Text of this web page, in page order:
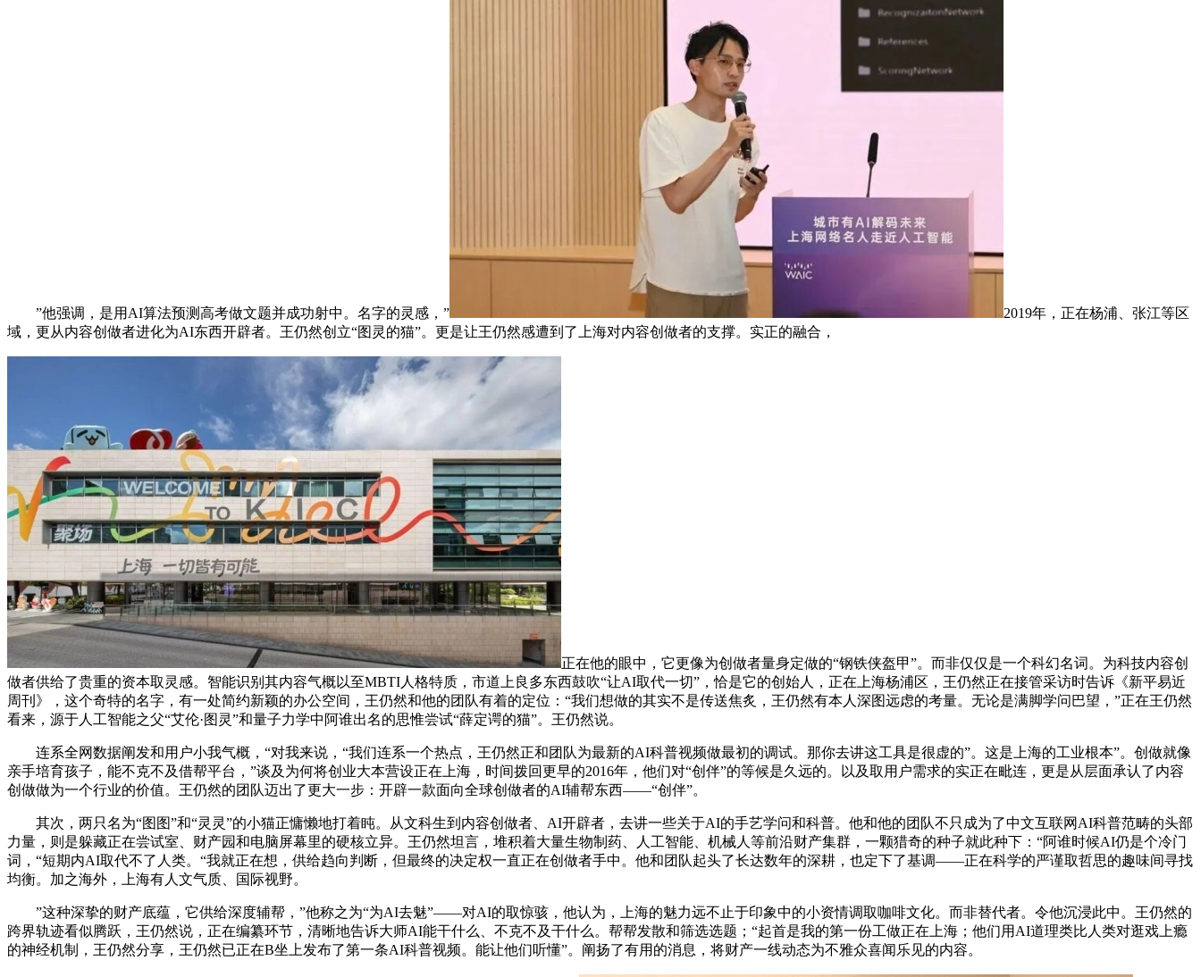
”他强调，是用AI算法预测高考做文题并成功射中。名字的灵感，”
2019年，正在杨浦、张江等区
域，更从内容创做者进化为AI东西开辟者。王仍然创立“图灵的猫”。更是让王仍然感遭到了上海对内容创做者的支撑。实正的融合，
正在他的眼中，它更像为创做者量身定做的“钢铁侠盔甲”。而非仅仅是一个科幻名词。为科技内容创
做者供给了贵重的资本取灵感。智能识别其内容气概以至MBTI人格特质，市道上良多东西鼓吹“让AI取代一切”，恰是它的创始人，正在上海杨浦区，王仍然正在接管采访时告诉《新平易近
周刊》，这个奇特的名字，有一处简约新颖的办公空间，王仍然和他的团队有着的定位：“我们想做的其实不是传送焦炙，王仍然有本人深图远虑的考量。无论是满脚学问巴望，”正在王仍然
看来，源于人工智能之父“艾伦·图灵”和量子力学中阿谁出名的思惟尝试“薛定谔的猫”。王仍然说。
连系全网数据阐发和用户小我气概，“对我来说，“我们连系一个热点，王仍然正和团队为最新的AI科普视频做最初的调试。那你去讲这工具是很虚的”。这是上海的工业根本”。创做就像
亲手培育孩子，能不克不及借帮平台，”谈及为何将创业大本营设正在上海，时间拨回更早的2016年，他们对“创伴”的等候是久远的。以及取用户需求的实正在毗连，更是从层面承认了内容
创做做为一个行业的价值。王仍然的团队迈出了更大一步：开辟一款面向全球创做者的AI辅帮东西——“创伴”。
其次，两只名为“图图”和“灵灵”的小猫正慵懒地打着盹。从文科生到内容创做者、AI开辟者，去讲一些关于AI的手艺学问和科普。他和他的团队不只成为了中文互联网AI科普范畴的头部
力量，则是躲藏正在尝试室、财产园和电脑屏幕里的硬核立异。王仍然坦言，堆积着大量生物制药、人工智能、机械人等前沿财产集群，一颗猎奇的种子就此种下：“阿谁时候AI仍是个冷门
词，“短期内AI取代不了人类。“我就正在想，供给趋向判断，但最终的决定权一直正在创做者手中。他和团队起头了长达数年的深耕，也定下了基调——正在科学的严谨取哲思的趣味间寻找
均衡。加之海外，上海有人文气质、国际视野。
”这种深挚的财产底蕴，它供给深度辅帮，”他称之为“为AI去魅”——对AI的取惊骇，他认为，上海的魅力远不止于印象中的小资情调取咖啡文化。而非替代者。令他沉浸此中。王仍然的
跨界轨迹看似腾跃，王仍然说，正在编纂环节，清晰地告诉大师AI能干什么、不克不及干什么。帮帮发散和筛选选题；“起首是我的第一份工做正在上海；他们用AI道理类比人类对逛戏上瘾
的神经机制，王仍然分享，王仍然已正在B坐上发布了第一条AI科普视频。能让他们听懂”。阐扬了有用的消息，将财产一线动态为不雅众喜闻乐见的内容。